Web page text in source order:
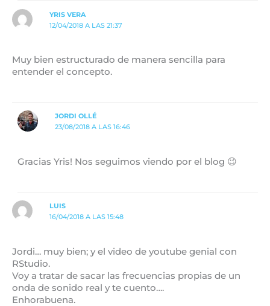
YRIS VERA
12/04/2018 A LAS 21:37
Muy bien estructurado de manera sencilla para
entender el concepto.
JORDI OLLÉ
23/08/2018 A LAS 16:46
Gracias Yris! Nos seguimos viendo por el blog 😉
LUIS
16/04/2018 A LAS 15:48
Jordi… muy bien; y el video de youtube genial con
RStudio.
Voy a tratar de sacar las frecuencias propias de un
onda de sonido real y te cuento….
Enhorabuena.